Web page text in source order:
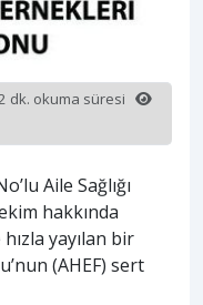
dk. okuma süresi
Aile Sağlığı
hakkında
yayılan bir
(AHEF) sert